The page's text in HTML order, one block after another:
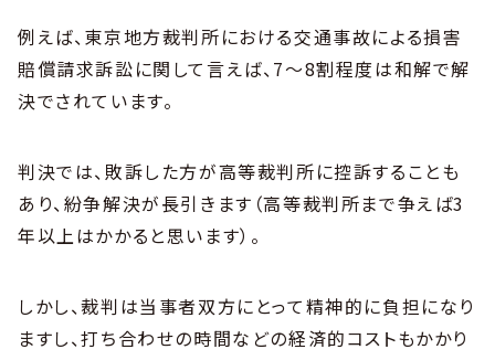
例えば、東京地方裁判所における交通事故による損害
賠償請求訴訟に関して言えば、7～8割程度は和解で解
決でされています。
判決では、敗訴した方が高等裁判所に控訴することも
あり、紛争解決が長引きます（高等裁判所まで争えば3
年以上はかかると思います）。
しかし、裁判は当事者双方にとって精神的に負担になり
ますし、打ち合わせの時間などの経済的コストもかかり